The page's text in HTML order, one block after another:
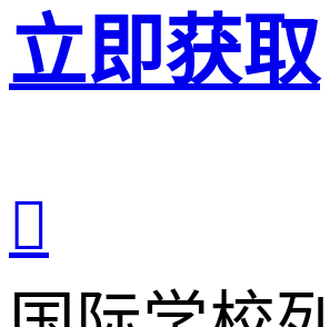
立即获取
